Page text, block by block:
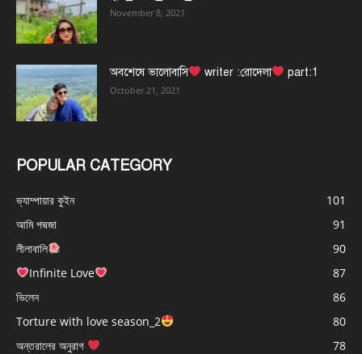
November 8, 2021
অবশেষে ভালোবাসি writer :রোদেলা part:1
October 21, 2021
POPULAR CATEGORY
ভ্যাম্পায়ার কুইন
101
আমি পদ্মজা
91
লীলাবালি
90
Infinite Love
87
ভিলেন
86
Torture with love season_2
80
অন্তরালের অনুরাগ
78